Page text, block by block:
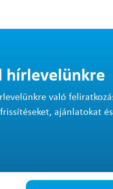
hírlevelünkre
való
ajánlatokat